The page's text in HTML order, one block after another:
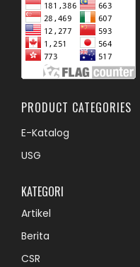
PRODUCT CATEGORIES
E-Katalog
USG
KATEGORI
Artikel
Berita
CSR